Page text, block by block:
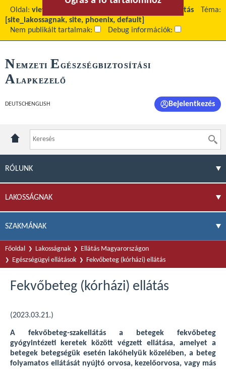
Oldal: view Fekvőbeteg (kórházi) ellátás
Téma:
[site_lakossagnak, site, phoenix, default]
Nem publikált tartalmak:
Debug információk:
NEMZETI E GÉSZSÉGBIZTOSÍTÁSI
ALAPKEZELŐ
DEUTSCH ENGLISH Bejelentkezés
RÓLUNK
LAKOSSÁGNAK
SZAKMÁNAK
Főoldal Lakosságnak
Ellátás Magyarországon
Egészségügyi ellátások
Fekvőbeteg (kórházi) ellátás
Fekvőbeteg (kórházi) ellátás
(2023.03.21.)
A fekvőbeteg-szakellátás a betegek fekvőbeteg
gyógyintézeti keretek között végzett ellátása, amelyet a
betegek betegségük esetén lakóhelyük közelében, a beteg
folyamatos ellátását nyújtó orvosa, kezelőorvosa, vagy más